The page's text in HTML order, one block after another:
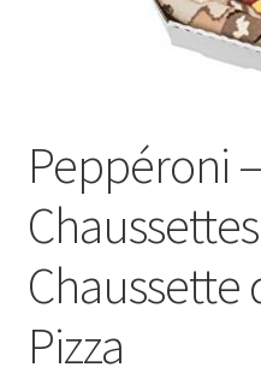
Peppéroni
Chaussette
Pizza